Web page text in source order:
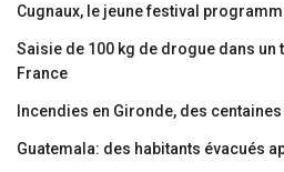
Cugnaux, le jeune festival
Saisie de 100 kg de drogue dans un
France
Incendies en Gironde, des
Guatemala: des habitants évacués